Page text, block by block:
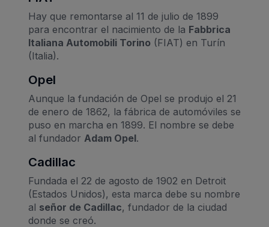
Hay que remontarse al 11 de julio de 1899
para encontrar el nacimiento de la Fabbrica
Italiana Automobili Torino (FIAT) en Turín
(Italia).
Opel
Aunque la fundación de Opel se produjo el 21
de enero de 1862, la fábrica de automóviles se
puso en marcha en 1899. El nombre se debe
al fundador Adam Opel.
Cadillac
Fundada el 22 de agosto de 1902 en Detroit
(Estados Unidos), esta marca debe su nombre
al señor de Cadillac, fundador de la ciudad
donde se creó.